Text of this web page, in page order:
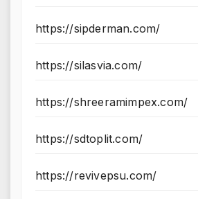
https://sipderman.com/
https://silasvia.com/
https://shreeramimpex.com/
https://sdtoplit.com/
https://revivepsu.com/